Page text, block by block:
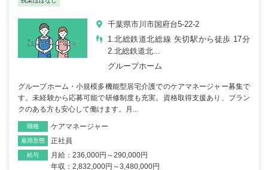
千葉県市川市国府台5-22-2
1.北総鉄道北総線 矢切駅から徒歩 17分
2.北総鉄道北...
グループホーム
グループホーム・小規模多機能型居宅介護でのケアマネージャー募集で
す。未経験から応募可能で研修制度も充実。資格取得支援あり、ブラン
クのある方も安心して働けます。月...
職種 ケアマネージャー
雇用形態 正社員
給与
月給：236,000円～290,000円
年収：2,832,000円～3,480,000円